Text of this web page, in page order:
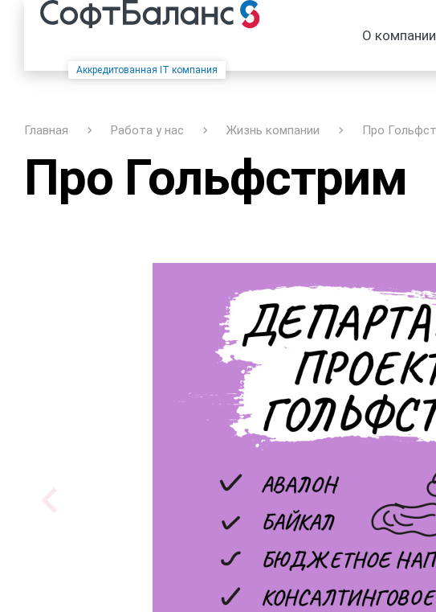
Аккредитованная IT компания
О компании
Главная Работа у нас Жизнь компании Про
Про Гольфстрим